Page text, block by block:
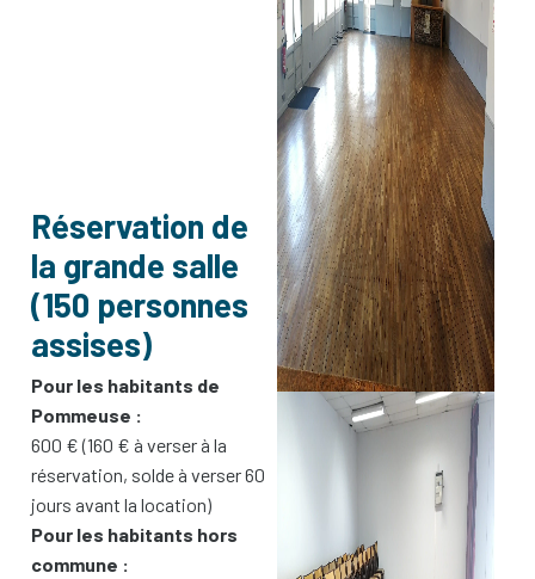
Réservation de
la grande salle
(150 personnes
assises)
Pour les habitants de
Pommeuse :
600 € (160 € à verser à la
réservation, solde à verser 60
jours avant la location)
Pour les habitants hors
commune :